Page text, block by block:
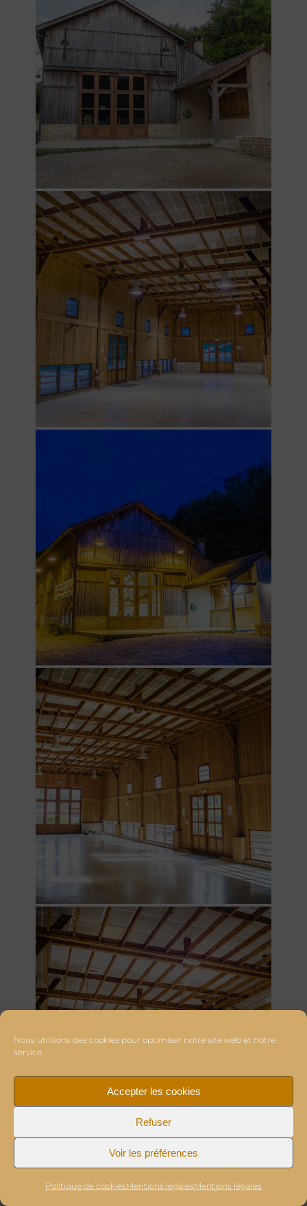
Nous utilisons des cookies pour optimiser notre site web et notre
service.
Accepter les cookies
Refuser
Voir les préférences
Politique de cookiesMentions légalesMentions légales